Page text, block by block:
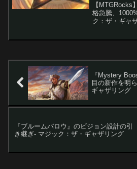
【MTGRocks
格急騰、
ク：ザ・ギャ
『Mystery
目の新作を明
ギャザリング
『ブルームバロウ』のビジョン設計の引
き継ぎ- マジック：ザ・ギャザリング